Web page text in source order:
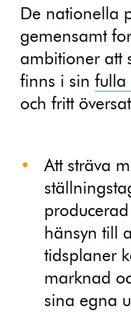
De nationella
gemensamt
ambitioner att
finns i sin fulla
och fritt
Att sträva
hänsyn till
tidsplaner
marknad
sina egna